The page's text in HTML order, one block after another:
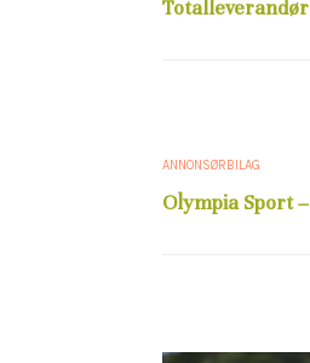
ANNONSØRBILAG
Olympia Sport